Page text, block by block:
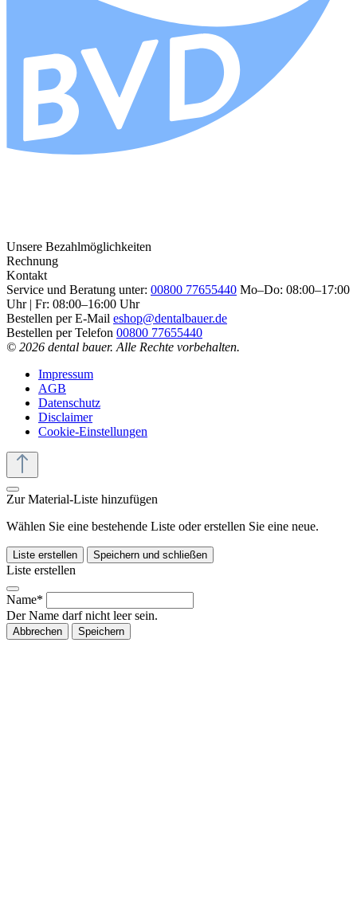
Unsere Bezahlmöglichkeiten
Rechnung
Kontakt
Service und Beratung unter: 00800 77655440 Mo–Do: 08:00–17:00
Uhr | Fr: 08:00–16:00 Uhr
Bestellen per E-Mail eshop@dentalbauer.de
Bestellen per Telefon 00800 77655440
© 2026 dental bauer. Alle Rechte vorbehalten.
Impressum
AGB
Datenschutz
Disclaimer
Cookie-Einstellungen
Zur Material-Liste hinzufügen
Wählen Sie eine bestehende Liste oder erstellen Sie eine neue.
Liste erstellen Speichern und schließen
Liste erstellen
Name*
Der Name darf nicht leer sein.
Abbrechen Speichern